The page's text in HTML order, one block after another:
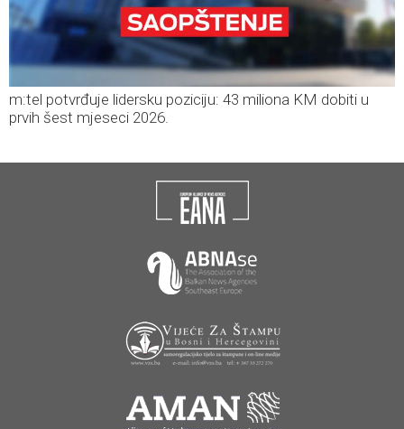
m:tel potvrđuje lidersku poziciju: 43 miliona KM dobiti u
prvih šest mjeseci 2026.